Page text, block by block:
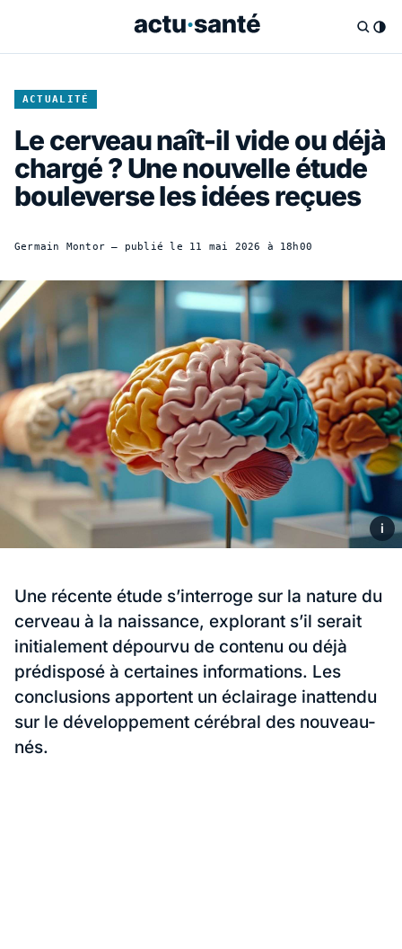
ACTUALITÉ
Le cerveau naît-il vide ou déjà
chargé ? Une nouvelle étude
bouleverse les idées reçues
Germain Montor — publié le 11 mai 2026 à 18h00
i
Une récente étude s’interroge sur la nature du
cerveau à la naissance, explorant s’il serait
initialement dépourvu de contenu ou déjà
prédisposé à certaines informations. Les
conclusions apportent un éclairage inattendu
sur le développement cérébral des nouveau-
nés.